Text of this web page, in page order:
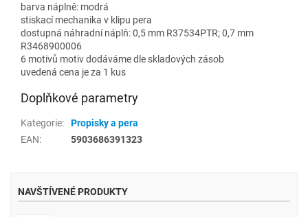
barva náplně: modrá
stiskací mechanika v klipu pera
dostupná náhradní náplň: 0,5 mm R37534PTR; 0,7 mm
R3468900006
6 motivů motiv dodáváme dle skladových zásob
uvedená cena je za 1 kus
Doplňkové parametry
Kategorie:
Propisky a pera
EAN: 5903686391323
NAVŠTÍVENÉ PRODUKTY